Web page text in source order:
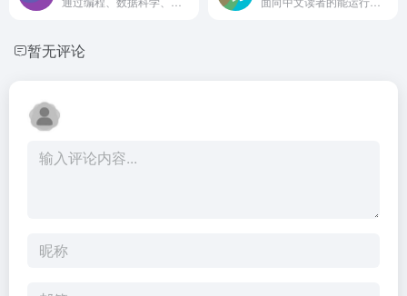
暂无评论